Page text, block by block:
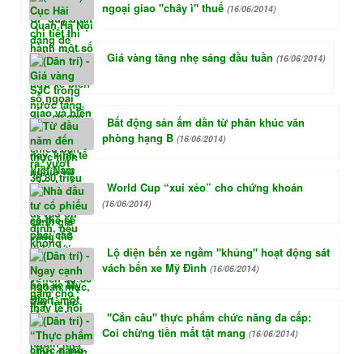
ngoại giao "chây ì" thuế (16/06/2014)
Giá vàng tăng nhẹ sáng đầu tuần (16/06/2014)
Bất động sản ấm dần từ phân khúc văn
phòng hạng B (16/06/2014)
World Cup “xui xẻo” cho chứng khoán
(16/06/2014)
Lộ diện bến xe ngầm "khủng" hoạt động sát
vách bến xe Mỹ Đình (16/06/2014)
"Cắn câu" thực phẩm chức năng đa cấp:
Coi chừng tiền mất tật mang (16/06/2014)